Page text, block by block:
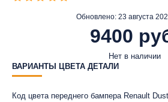
Обновлено: 23 августа
Нет в наличии
9400
ВАРИАНТЫ ЦВЕТА ДЕТАЛИ
Код цвета переднего бампера Renault